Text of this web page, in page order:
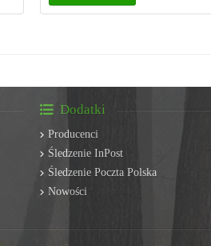
Dodatki
Producenci
Śledzenie InPost
Śledzenie Poczta Polska
Nowości